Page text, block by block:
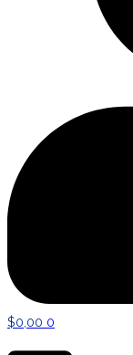
$0,00 0